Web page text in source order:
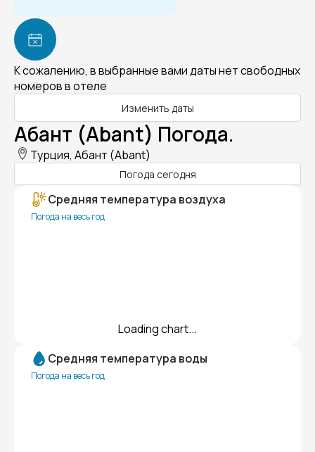
К сожалению, в выбранные вами даты нет свободных
номеров в отеле
Изменить даты
Абант (Abant) Погода.
Турция, Абант (Abant)
Погода сегодня
Средняя температура воздуха
Погода на весь год
Loading chart...
Средняя температура воды
Погода на весь год